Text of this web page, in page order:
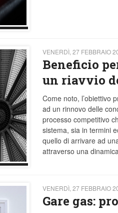
VENERDÌ, 27 FEBBRAIO
Beneficio
un riavvio
Come noto, l’obiettivo
ad un rinnovo delle
processo competitivo
sistema, sia in termini
quello di arrivare ad
attraverso una
VENERDÌ, 27 FEBBRAIO
Gare gas: